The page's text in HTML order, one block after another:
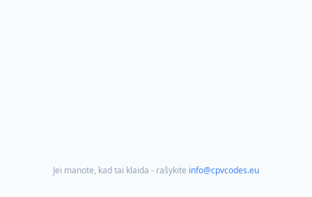
Jei manote, kad tai klaida - rašykite info@cpvcodes.eu